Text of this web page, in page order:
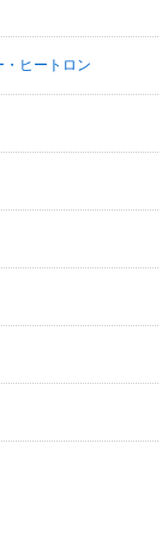
・ヒートロン